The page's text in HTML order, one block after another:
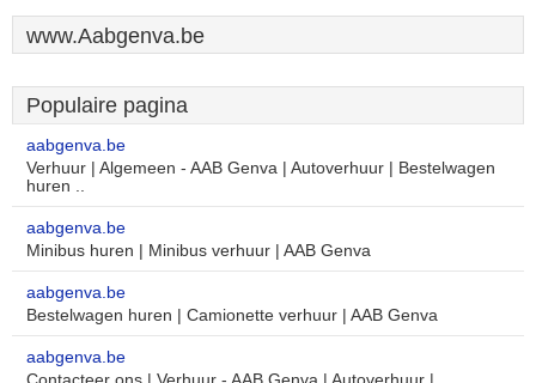
www.Aabgenva.be
Populaire pagina
aabgenva.be
Verhuur | Algemeen - AAB Genva | Autoverhuur | Bestelwagen
huren ..
aabgenva.be
Minibus huren | Minibus verhuur | AAB Genva
aabgenva.be
Bestelwagen huren | Camionette verhuur | AAB Genva
aabgenva.be